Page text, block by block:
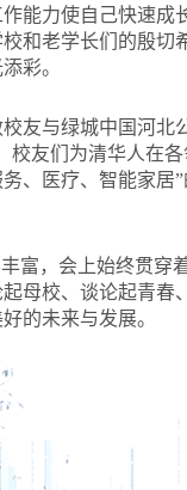
能力使自己快速
和老学长们的殷
彩。
友与绿城中国河
校友们为清华人在
、医疗、智能家
富，会上始终贯
母校、谈论起青
的未来与发展。